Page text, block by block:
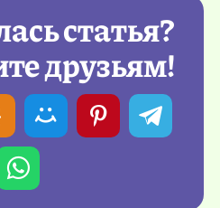
статья?
друзьям!